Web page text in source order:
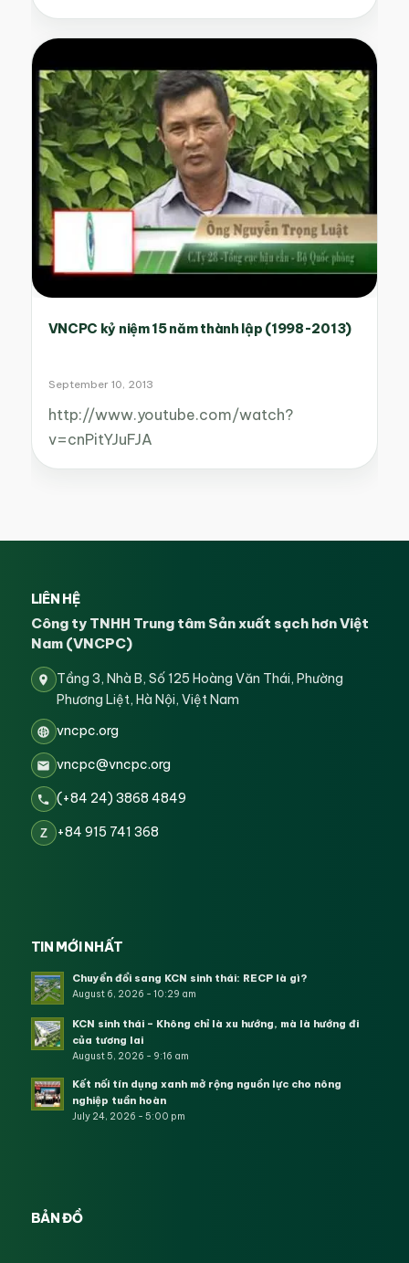
VNCPC kỷ niệm 15 năm thành lập (1998-2013)
September 10, 2013
http://www.youtube.com/watch?
v=cnPitYJuFJA
LIÊN HỆ
Công ty TNHH Trung tâm Sản xuất sạch hơn Việt
Nam (VNCPC)
Tầng 3, Nhà B, Số 125 Hoàng Văn Thái, Phường
Phương Liệt, Hà Nội, Việt Nam
vncpc.org
vncpc@vncpc.org
(+84 24) 3868 4849
Z +84 915 741 368
TIN MỚI NHẤT
Chuyển đổi sang KCN sinh thái: RECP là gì?
August 6, 2026 - 10:29 am
KCN sinh thái – Không chỉ là xu hướng, mà là hướng đi
của tương lai
August 5, 2026 - 9:16 am
Kết nối tín dụng xanh mở rộng nguồn lực cho nông
nghiệp tuần hoàn
July 24, 2026 - 5:00 pm
BẢN ĐỒ